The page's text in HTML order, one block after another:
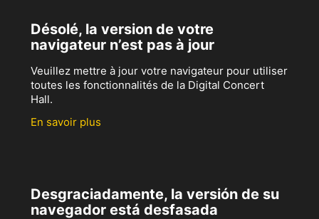
Désolé, la version de votre
navigateur n’est pas à jour
Veuillez mettre à jour votre navigateur pour utiliser
toutes les fonctionnalités de la Digital Concert
Hall.
En savoir plus
Desgraciadamente, la versión de su
navegador está desfasada